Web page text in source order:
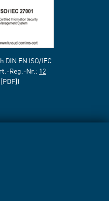
DIN EN ISO/IEC
Reg.-Nr.: 12
[PDF])